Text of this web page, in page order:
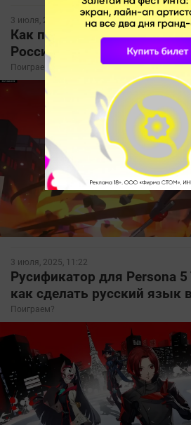
3 июля, 2025, 11:25
Как поиграть в Persona 5
России
Поиграем?
3 июля, 2025, 11:22
Русификатор для Persona 5
как сделать русский язык
Поиграем?